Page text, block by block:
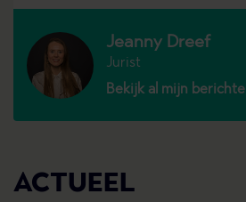
Jeanny Dreef
Jurist
Bekijk al mijn
ACTUEEL